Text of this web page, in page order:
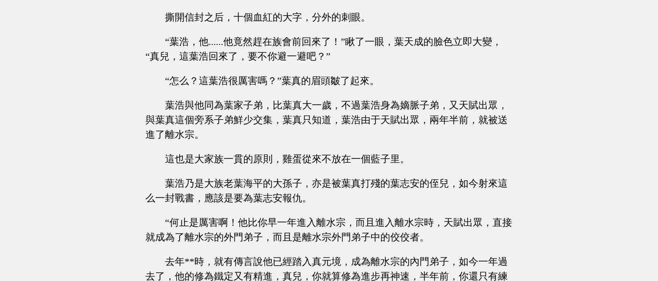
撕開信封之后，十個血紅的大字，分外的刺眼。
“葉浩，他......他竟然趕在族會前回來了！”瞅了一眼，葉天成的臉色立即大變，
“真兒，這葉浩回來了，要不你避一避吧？”
“怎么？這葉浩很厲害嗎？”葉真的眉頭皺了起來。
葉浩與他同為葉家子弟，比葉真大一歲，不過葉浩身為嫡脈子弟，又天賦出眾，
與葉真這個旁系子弟鮮少交集，葉真只知道，葉浩由于天賦出眾，兩年半前，就被送
進了離水宗。
這也是大家族一貫的原則，雞蛋從來不放在一個藍子里。
葉浩乃是大族老葉海平的大孫子，亦是被葉真打殘的葉志安的侄兒，如今射來這
么一封戰書，應該是要為葉志安報仇。
“何止是厲害啊！他比你早一年進入離水宗，而且進入離水宗時，天賦出眾，直接
就成為了離水宗的外門弟子，而且是離水宗外門弟子中的佼佼者。
去年**時，就有傳言說他已經踏入真元境，成為離水宗的內門弟子，如今一年過
去了，他的修為鐵定又有精進，真兒，你就算修為進步再神速，半年前，你還只有練